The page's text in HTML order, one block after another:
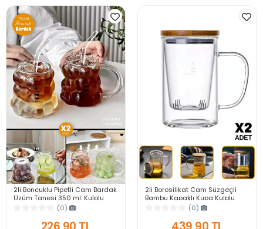
2li Boncuklu Pipetli Cam Bardak
Üzüm Tanesi 350 ml. Kulplu
Kulpsuz Meşrubat Su Kahve
Sunum Bardağı
(0)
2li Borosilikat Cam Süzgeçli
Bambu Kapaklı Kupa Kulplu
Demlik Tarz Çift Kat Bitki Çay
Bardağı 400ml
(0)